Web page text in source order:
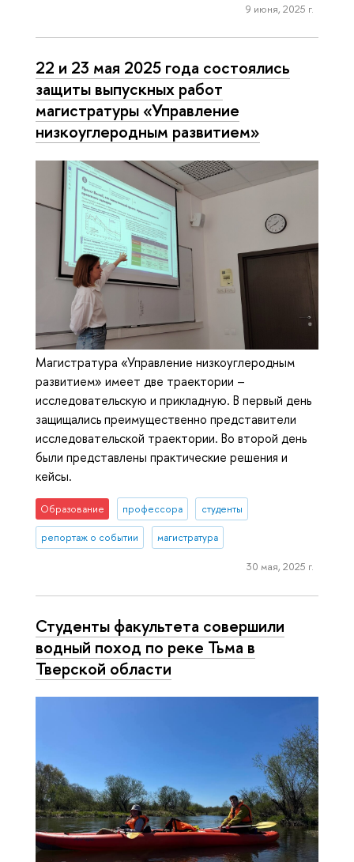
9 июня, 2025 г.
22 и 23 мая 2025 года состоялись
защиты выпускных работ
магистратуры «Управление
низкоуглеродным развитием»
Магистратура «Управление низкоуглеродным
развитием» имеет две траектории –
исследовательскую и прикладную. В первый день
защищались преимущественно представители
исследовательской траектории. Во второй день
были представлены практические решения и
кейсы.
Образование профессора студенты
репортаж о событии магистратура
30 мая, 2025 г.
Студенты факультета совершили
водный поход по реке Тьма в
Тверской области